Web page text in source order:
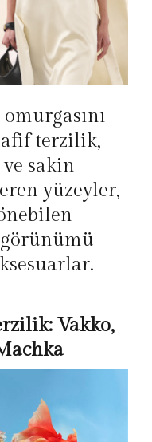
terzilik,
sakin
yüzeyler,
Vakko,